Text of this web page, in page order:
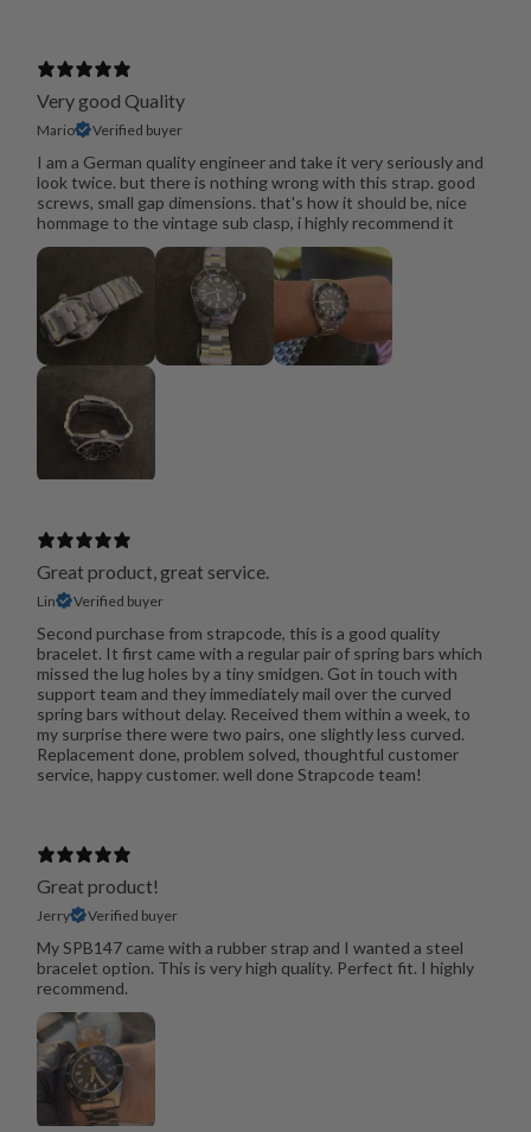
Very good Quality
Mario Verified buyer
I am a German quality engineer and take it very seriously and
look twice. but there is nothing wrong with this strap. good
screws, small gap dimensions. that's how it should be, nice
hommage to the vintage sub clasp, i highly recommend it
Great product, great service.
Lin Verified buyer
Second purchase from strapcode, this is a good quality
bracelet. It first came with a regular pair of spring bars which
missed the lug holes by a tiny smidgen. Got in touch with
support team and they immediately mail over the curved
spring bars without delay. Received them within a week, to
my surprise there were two pairs, one slightly less curved.
Replacement done, problem solved, thoughtful customer
service, happy customer. well done Strapcode team!
Great product!
Jerry Verified buyer
My SPB147 came with a rubber strap and I wanted a steel
bracelet option. This is very high quality. Perfect fit. I highly
recommend.